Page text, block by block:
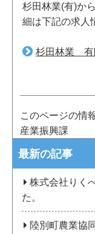
杉田林業(有)か
細は下記の求人
杉田林業 有
このページの情
産業振興課
最新の記事
株式会社りく
た。
陸別町農業協